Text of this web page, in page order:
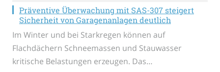
Präventive Überwachung mit SAS-307 steigert
Sicherheit von Garagenanlagen deutlich
Im Winter und bei Starkregen können auf
Flachdächern Schneemassen und Stauwasser
kritische Belastungen erzeugen. Das…